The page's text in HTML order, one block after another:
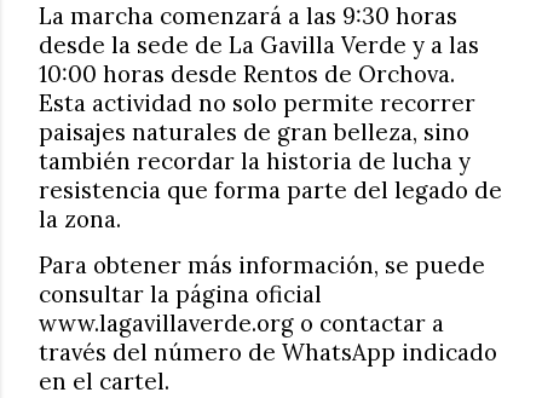
La marcha comenzará a las 9:30 horas
desde la sede de La Gavilla Verde y a las
10:00 horas desde Rentos de Orchova.
Esta actividad no solo permite recorrer
paisajes naturales de gran belleza, sino
también recordar la historia de lucha y
resistencia que forma parte del legado de
la zona.
Para obtener más información, se puede
consultar la página oficial
www.lagavillaverde.org o contactar a
través del número de WhatsApp indicado
en el cartel.